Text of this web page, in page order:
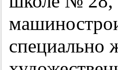
специально